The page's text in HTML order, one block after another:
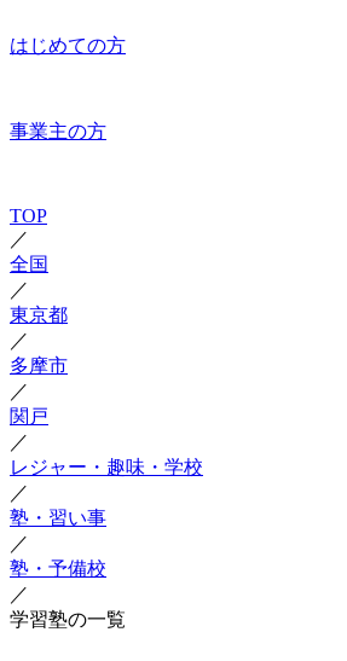
はじめての方
事業主の方
TOP
／
全国
／
東京都
／
多摩市
／
関戸
／
レジャー・趣味・学校
／
塾・習い事
／
塾・予備校
／
学習塾の一覧